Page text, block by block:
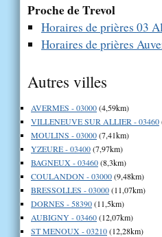
Proche de Trevol
Horaires de prières 03
Horaires de prières
Autres villes
AVERMES - 03000(4,59km)
VILLENEUVE SUR ALLIER - 03460
MOULINS - 03000(7,41km)
YZEURE - 03400(7,97km)
BAGNEUX - 03460(8,3km)
COULANDON - 03000(9,48km)
BRESSOLLES - 03000(11,07km)
DORNES - 58390(11,5km)
AUBIGNY - 03460(12,07km)
ST MENOUX - 03210(12,28km)